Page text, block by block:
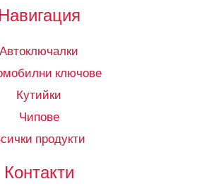
Навигация
Автоключалки
ключове
Кутийки
Чипове
продукти
Контакти